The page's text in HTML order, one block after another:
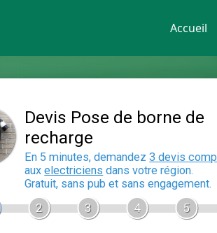
Accueil
En 5
aux
Gratuit,